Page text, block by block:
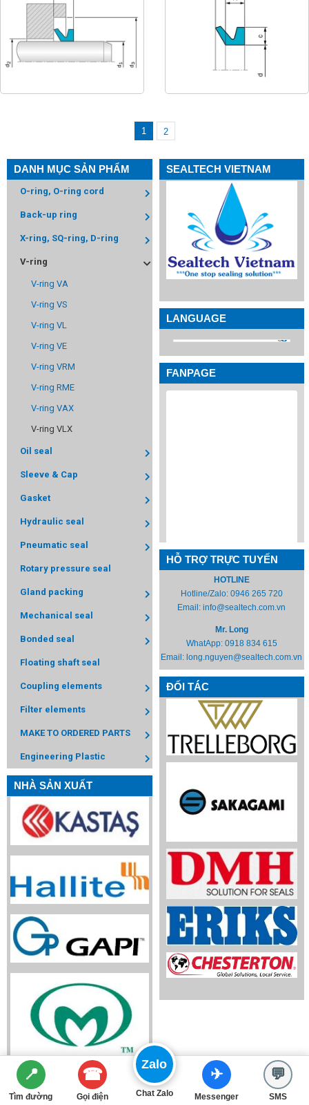
DANH MỤC SẢN PHẨM
O-ring, O-ring cord
Back-up ring
X-ring, SQ-ring, D-ring
V-ring
V-ring VA
V-ring VS
V-ring VL
V-ring VE
V-ring VRM
V-ring RME
V-ring VAX
V-ring VLX
Oil seal
Sleeve & Cap
Gasket
Hydraulic seal
Pneumatic seal
Rotary pressure seal
Gland packing
Mechanical seal
Bonded seal
Floating shaft seal
Coupling elements
Filter elements
MAKE TO ORDERED PARTS
Engineering Plastic
NHÀ SẢN XUẤT
1 2
SEALTECH VIETNAM
LANGUAGE
FANPAGE
HỖ TRỢ TRỰC TUYẾN
HOTLINE
Hotline/Zalo: 0946 265 720
Email:info@sealtech.com.vn
Mr. Long
WhatApp: 0918 834 615
Email: long.nguyen@sealtech.com.vn
ĐỐI TÁC
📍
Tìm đường
☎
Gọi điện
Zalo
Chat Zalo
✈
Messenger
💬
SMS